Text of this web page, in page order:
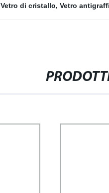
Vetro di cristallo, Vetro